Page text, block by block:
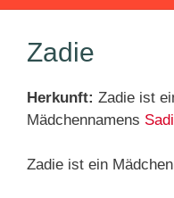
Zadie
Herkunft: Zadie ist
Mädchennamens
Zadie ist ein